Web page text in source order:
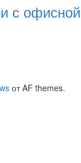
с офисной
от AF themes.